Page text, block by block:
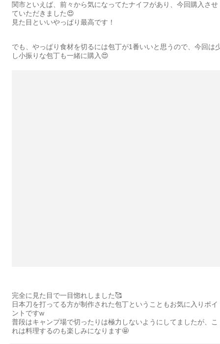
関市といえば、前々から気になってたナイフがあり、今回購入させ
ていただきました😍
見た目といいやっぱり最高です！
でも、やっぱり食材を切るには包丁が1番いいと思うので、今回は
し小振りな包丁も一緒に購入😍
完全に見た目で一目惚れしました🥰
日本刀を打ってる方が制作された包丁ということもお気に入りポイ
ントですw
普段はキャンプ場で切ったりは極力しないようにしてましたが、こ
れは料理するのも楽しみになります🤩